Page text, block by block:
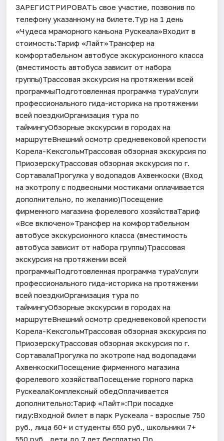
ЗАРЕГИСТРИРОВАТЬ свое участие, позвонив по
телефону указанному на билете.Тур на 1 день
«Чудеса мраморного каньона Рускеала»Входит в
стоимость:Тариф «Лайт»Трансфер на
комфортабельном автобусе экскурсионного класса
(вместимость автобуса зависит от набора
группы)Трассовая экскурсия на протяжении всей
программыПодготовленная программа тураУслуги
профессионального гида-историка на протяжении
всей поездкиОрганизация тура по
таймингуОбзорные экскурсии в городах на
маршрутеВнешний осмотр средневековой крепости
Корела-КексгольмТрассовая обзорная экскурсия по
ПриозерскуТрассовая обзорная экскурсия по г.
СортавалаПрогулка у водопадов Ахвенкоски (Вход
на экотропу с подвесными мостиками оплачивается
дополнительно, по желанию)Посещение
фирменного магазина форелевого хозяйстваТариф
«Все включено»Трансфер на комфортабельном
автобусе экскурсионного класса (вместимость
автобуса зависит от набора группы)Трассовая
экскурсия на протяжении всей
программыПодготовленная программа тураУслуги
профессионального гида-историка на протяжении
всей поездкиОрганизация тура по
таймингуОбзорные экскурсии в городах на
маршрутеВнешний осмотр средневековой крепости
Корела-КексгольмТрассовая обзорная экскурсия по
ПриозерскуТрассовая обзорная экскурсия по г.
СортавалаПрогулка по экотропе над водопадами
АхвенкоскиПосещение фирменного магазина
форелевого хозяйстваПосещение горного парка
РускеалаКомплексный обедОплачивается
дополнительно:Тариф «Лайт»:При посадке
гиду:Входной билет в парк Рускеала - взрослые 750
руб., лица 60+ и студенты 650 руб., школьники 7+
550 руб., дети до 7 лет бесплатно.По